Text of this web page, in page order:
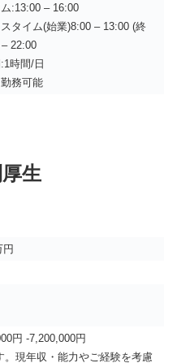
:13:00 – 16:00
タイム(始業)8:00 – 13:00 (終
22:00
時間/日
務可能
生
円 -7,200,000円
現年収・能力やご経験を考慮